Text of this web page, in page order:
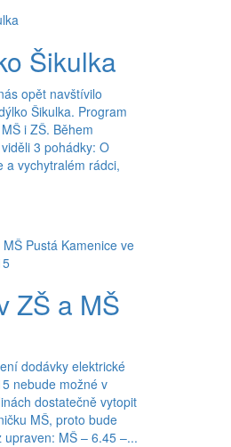
Šikulka
opět navštívilo
Šikulka. Program
i ZŠ. Během
3 pohádky: O
a vychytralém rádci,
ZŠ a MŠ
dodávky elektrické
nebude možné v
dostatečně vytopit
MŠ, proto bude
MŠ – 6.45 –...